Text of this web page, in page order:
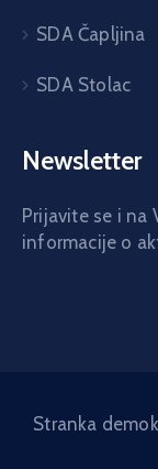
SDA Čapljina
SDA Stolac
Newsletter
Prijavite se i na
informacije o
Stranka